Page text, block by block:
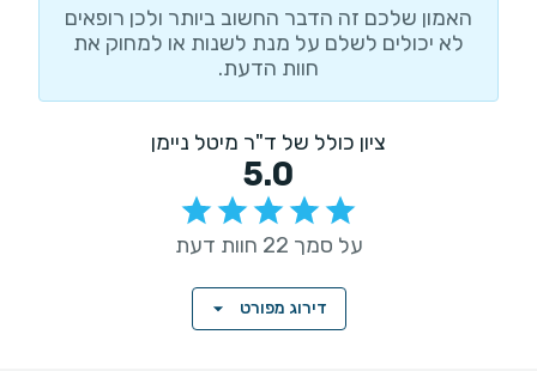
האמון שלכם זה הדבר החשוב ביותר ולכן רופאים
לא יכולים לשלם על מנת לשנות או למחוק את
חוות הדעת.
ציון כולל של ד"ר מיטל ניימן
5.0
על סמך 22 חוות דעת
דירוג מפורט